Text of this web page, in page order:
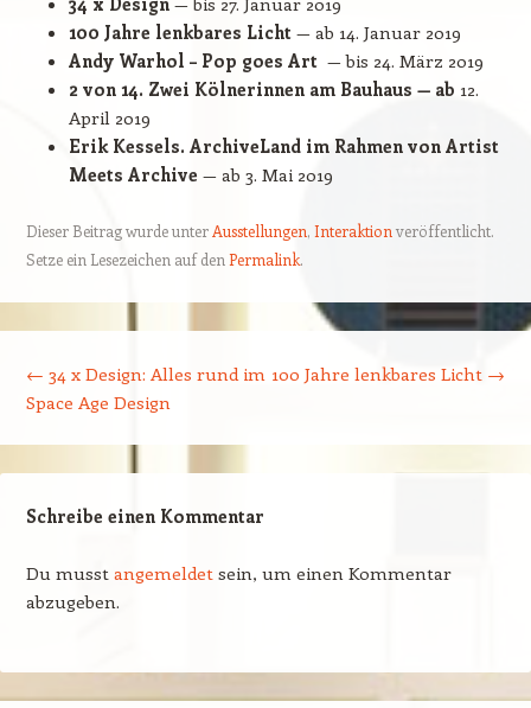
100 Jahre lenkbares Licht— ab 14. Januar 2019
Andy Warhol – Pop goes Art— bis 24. März 2019
2 von 14. Zwei Kölnerinnen am Bauhaus — ab 12.
April 2019
Erik Kessels. ArchiveLand im Rahmen von Artist
Meets Archive — ab 3. Mai 2019
Dieser Beitrag wurde unter Ausstellungen, Interaktion veröffentlicht.
Setze ein Lesezeichen auf den Permalink.
← 34 x Design: Alles rund im
Space Age Design
100 Jahre lenkbares Licht →
Schreibe einen Kommentar
Du musst angemeldet sein, um einen Kommentar
abzugeben.